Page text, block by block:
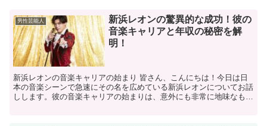
男性芸能人
新浜レオンの驚異的な成功！彼の
音楽キャリアと年収の秘密を解
明！
新浜レオンの音楽キャリアの始まり 皆さん、こんにちは！今日は日
本の音楽シーンで急速にその名を広めている新浜レオンについてお話
しします。彼の音楽キャリアの始まりは、意外にも非常に地味なもの